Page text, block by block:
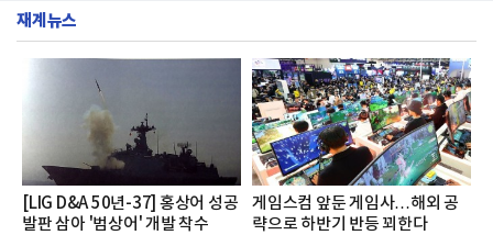
서도
영지원부 홍보팀과 2026년 새로이(e)＊가 공동 주관
쳐 진행됐다.참고로 새로이(e)는 NH농협캐피탈 MZ
세대들로(과장~계장) 구성된 자율 참여조직으로, 조
직문화 혁신과 업무 효율성 향상을 위한 다양한 활동
을 추진하며,새로운 변화와 이로운 영향력을 조직전
반에 전파하는 역할
재계뉴스
[LIG D&A 50년-37] 홍상어 성공
발판 삼아 '범상어' 개발 착수
게임스컴 앞둔 게임사…해외 공
략으로 하반기 반등 꾀한다